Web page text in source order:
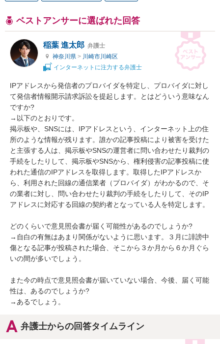
ベストアンサーに選ばれた回答
稲葉 進太郎 弁護士
神奈川県 > 川崎市川崎区
インターネットに注力する弁護士
IPアドレスから発信者のプロバイダを特定し、プロバイダに対し
て発信者情報開示請求訴訟を提起します。とはどういう意味なん
ですか?
→以下のとおりです。
掲示板や、SNSには、IPアドレスという、インターネット上の住
所のような情報が残ります。誰かの記事投稿により被害を受けた
と主張する人は、掲示板やSNSの運営者に問い合わせたり裁判の
手続をしたりして、掲示板やSNSから、権利侵害の記事投稿に使
われた通信のIPアドレスを取得します。取得したIPアドレスか
ら、利用された回線の通信業者（プロバイダ）がわかるので、そ
の業者に対し、問い合わせたり裁判の手続をしたりして、そのIP
アドレスに対応する回線の契約者となっている人を特定します。
どのくらいで意見照会書が届く可能性があるのでしょうか?
→自白の有無はあまり関係がないように思います。３月に誹謗中
傷となる記事が投稿された場合、そこから３か月から６か月ぐら
いの間が多いでしょう。
また今の時点で意見照会書が届いていない場合、今後、届く可能
性は、あるのでしょうか?
→あるでしょう。
弁護士からの回答タイムライン